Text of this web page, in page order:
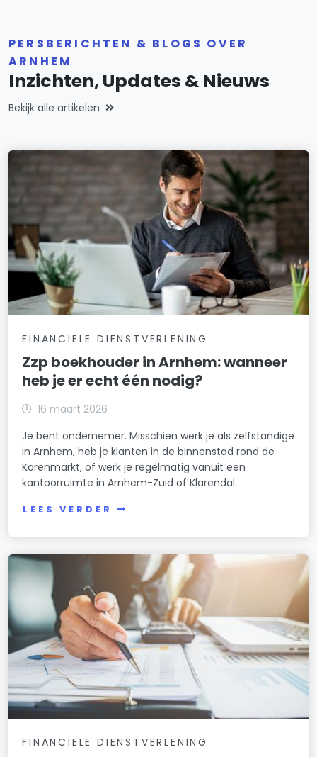
PERSBERICHTEN & BLOGS OVER
ARNHEM
Inzichten, Updates & Nieuws
Bekijk alle artikelen
FINANCIELE DIENSTVERLENING
Zzp boekhouder in Arnhem: wanneer
heb je er echt één nodig?
16 maart 2026
Je bent ondernemer. Misschien werk je als zelfstandige
in Arnhem, heb je klanten in de binnenstad rond de
Korenmarkt, of werk je regelmatig vanuit een
kantoorruimte in Arnhem-Zuid of Klarendal.
LEES VERDER
FINANCIELE DIENSTVERLENING